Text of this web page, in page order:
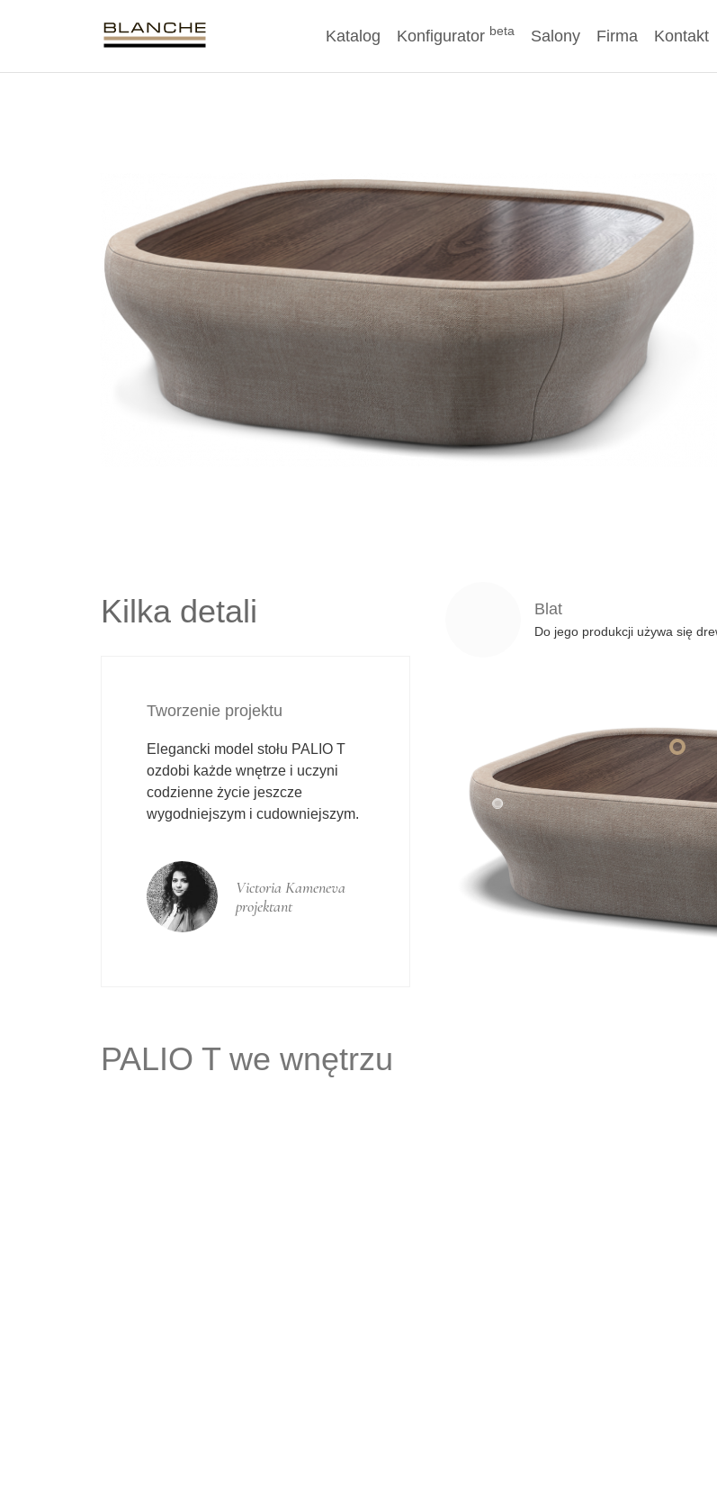
Katalog Konfigurator beta Salony Firma Kontakt
Kilka detali
Tworzenie projektu
Elegancki model stołu PALIO T
ozdobi każde wnętrze i uczyni
codzienne życie jeszcze
wygodniejszym i cudowniejszym.
Victoria Kameneva
projektant
Blat
Do jego produkcji używa się drewna
Wypełnienie
zwykle używa się do tego
PALIO Twe wnętrzu